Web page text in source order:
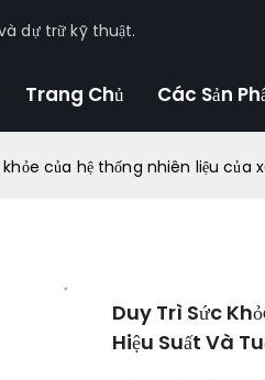
dự trữ kỹ thuật.
Trang Chủ Các Sản
của hệ thống nhiên liệu của
Duy Trì Sức
Hiệu Suất Và